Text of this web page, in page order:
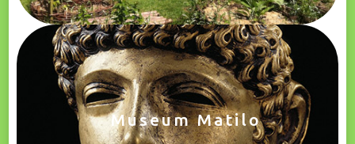
Museum Matilo